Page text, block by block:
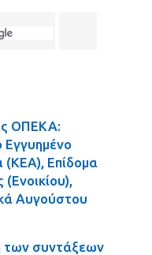
ΟΠΕΚΑ:
Εγγυημένο
(ΚΕΑ), Επίδομα
Αυγούστου
των συντάξεων